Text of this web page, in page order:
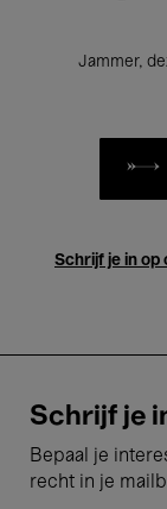
Jammer,
Schrijf je in op
Schrijf je
Bepaal je
recht in je